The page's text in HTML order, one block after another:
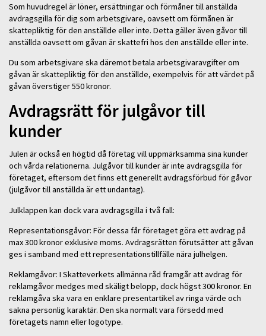
Som huvudregel är löner, ersättningar och förmåner till anställda
avdragsgilla för dig som arbetsgivare, oavsett om förmånen är
skattepliktig för den anställde eller inte. Detta gäller även gåvor till
anställda oavsett om gåvan är skattefri hos den anställde eller inte.
Du som arbetsgivare ska däremot betala arbetsgivaravgifter om
gåvan är skattepliktig för den anställde, exempelvis för att värdet på
gåvan överstiger 550 kronor.
Avdragsrätt för julgåvor till
kunder
Julen är också en högtid då företag vill uppmärksamma sina kunder
och vårda relationerna. Julgåvor till kunder är inte avdragsgilla för
företaget, eftersom det finns ett generellt avdragsförbud för gåvor
(julgåvor till anställda är ett undantag).
Julklappen kan dock vara avdragsgilla i två fall:
Representationsgåvor: För dessa får företaget göra ett avdrag på
max 300 kronor exklusive moms. Avdragsrätten förutsätter att gåvan
ges i samband med ett representationstillfälle nära julhelgen.
Reklamgåvor: I Skatteverkets allmänna råd framgår att avdrag för
reklamgåvor medges med skäligt belopp, dock högst 300 kronor. En
reklamgåva ska vara en enklare presentartikel av ringa värde och
sakna personlig karaktär. Den ska normalt vara försedd med
företagets namn eller logotype.